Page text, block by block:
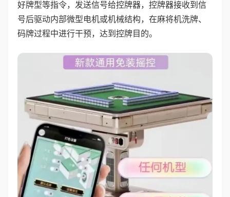
好牌型等指令，发送信号给控牌器，控牌器接收到信
号后驱动内部微型电机或机械结构，在麻将机洗牌、
码牌过程中进行干预，达到控牌目的。